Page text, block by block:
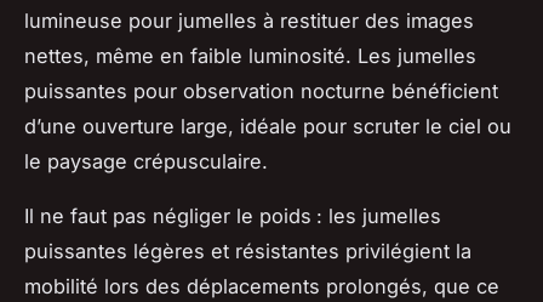
lumineuse pour jumelles à restituer des images
nettes, même en faible luminosité. Les jumelles
puissantes pour observation nocturne bénéficient
d’une ouverture large, idéale pour scruter le ciel ou
le paysage crépusculaire.
Il ne faut pas négliger le poids : les jumelles
puissantes légères et résistantes privilégient la
mobilité lors des déplacements prolongés, que ce